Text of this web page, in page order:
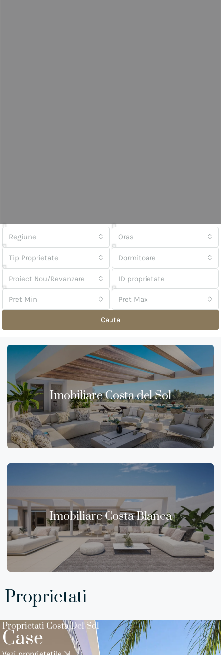
Regiune Oras
Tip Proprietate Dormitoare
Proiect Nou/Revanzare
Pret Min Pret Max
Cauta
Imobiliare Costa del Sol
Imobiliare Costa Blanca
Proprietati
Proprietati Costa Del Sol
Case